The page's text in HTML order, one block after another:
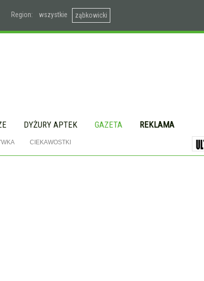
Region: wszystkie ząbkowicki
DYŻURY APTEK GAZETA REKLAMA
CIEKAWOSTKI